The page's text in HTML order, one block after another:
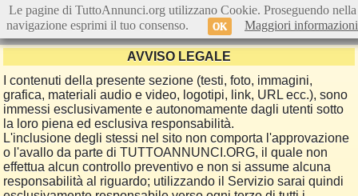
AVVISO LEGALE
I contenuti della presente sezione (testi, foto, immagini,
grafica, materiali audio e video, logotipi, link, URL ecc.), sono
immessi esclusivamente e autonomamente dagli utenti sotto
la loro piena ed esclusiva responsabilità.
L'inclusione degli stessi nel sito non comporta l'approvazione
o l'avallo da parte di TUTTOANNUNCI.ORG, il quale non
effettua alcun controllo preventivo e non si assume alcuna
responsabilità al riguardo; utilizzando il Servizio sarai quindi
Le pagine di TuttoAnnunci.org utilizzano Cookie. Proseguendo nella
navigazione esprimi il tuo consenso.
OK Maggiori informazioni